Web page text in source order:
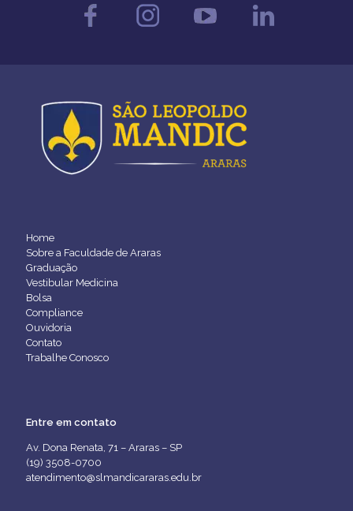
Home
Sobre a Faculdade de Araras
Graduação
Vestibular Medicina
Bolsa
Compliance
Ouvidoria
Contato
Trabalhe Conosco
Entre em contato
Av. Dona Renata, 71 – Araras – SP
(19) 3508-0700
atendimento@slmandicararas.edu.br